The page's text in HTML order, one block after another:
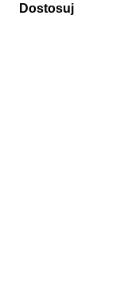
Dostosuj